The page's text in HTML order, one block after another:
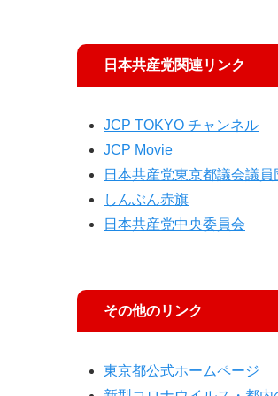
日本共産党関連リンク
JCP TOKYO チャンネル
JCP Movie
日本共産党東京都議会議員
しんぶん赤旗
日本共産党中央委員会
その他のリンク
東京都公式ホームページ